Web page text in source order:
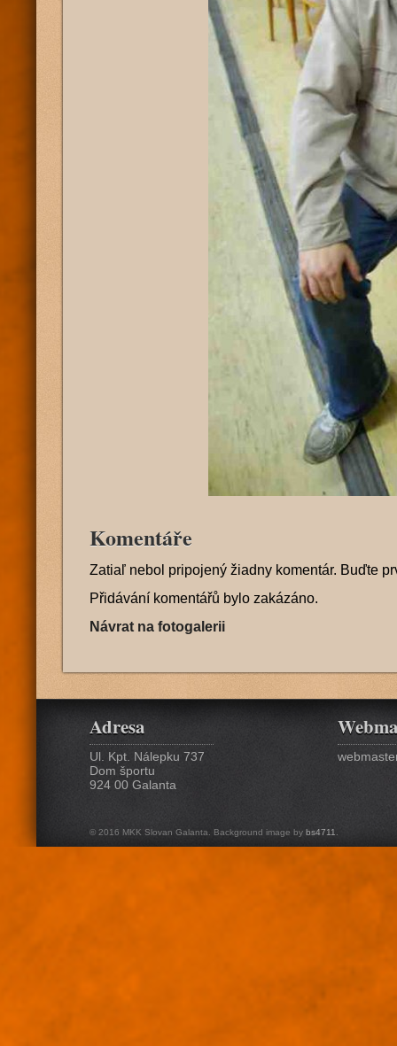
Komentáře
Zatiaľ nebol pripojený žiadny komentár. Buďte
Přidávání komentářů bylo zakázáno.
Návrat na fotogalerii
Adresa
Ul. Kpt. Nálepku 737
Dom športu
924 00 Galanta
© 2016 MKK Slovan Galanta. Background image by bs4711